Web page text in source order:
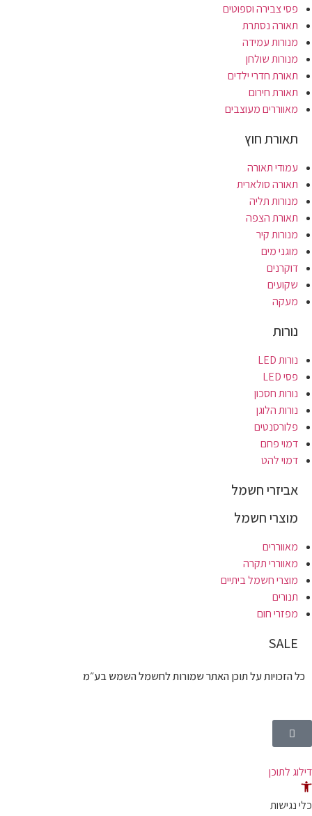
פסי צבירה וספוטים
תאורה נסתרת
מנורות עמידה
מנורות שולחן
תאורת חדרי ילדים
תאורת חירום
מאווררים מעוצבים
תאורת חוץ
עמודי תאורה
תאורה סולארית
מנורות תליה
תאורת הצפה
מנורות קיר
מוגני מים
דוקרנים
שקועים
מעקה
נורות
נורות LED
פסי LED
נורות חסכון
נורות הלוגן
פלורסנטים
דמוי פחם
דמוי להט
אביזרי חשמל
מוצרי חשמל
מאווררים
מאווררי תקרה
מוצרי חשמל ביתיים
תנורים
מפזרי חום
SALE
כל הזכויות על תוכן האתר שמורות לחשמל השמש בע״מ
דילוג לתוכן
פתח
סרגל
כלי נגישות